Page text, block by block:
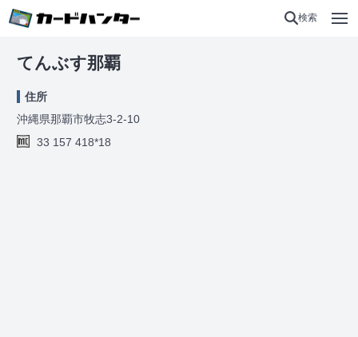
検索
てんぶす那覇
住所
沖縄県那覇市牧志3-2-10
33 157 418*18